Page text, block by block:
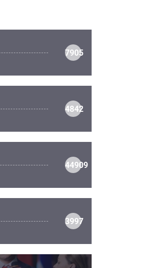
7905
4842
44909
3997